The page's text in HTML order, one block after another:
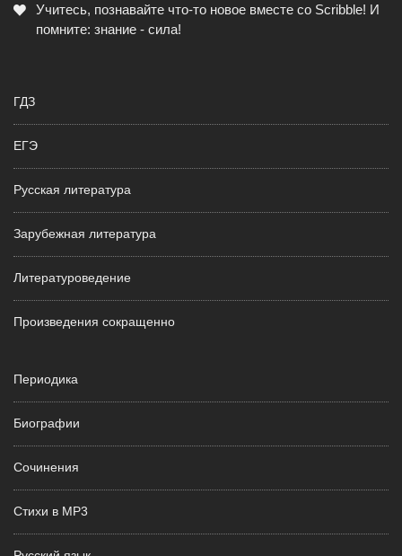
Учитесь, познавайте что-то новое вместе со Scribble! И
помните: знание - сила!
ГДЗ
ЕГЭ
Русская литература
Зарубежная литература
Литературоведение
Произведения сокращенно
Периодика
Биографии
Сочинения
Стихи в MP3